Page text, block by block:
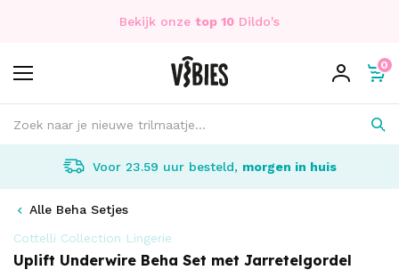
Bekijk onze top 10 Dildo's
0
Voor 23.59 uur besteld, morgen in huis
Alle Beha Setjes
Cottelli Collection Lingerie
Uplift Underwire Beha Set met Jarretelgordel